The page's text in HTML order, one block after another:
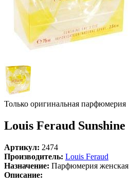
Только оригинальная парфюмерия
Louis Feraud Sunshine
Артикул: 2474
Производитель: Louis Feraud
Назначение: Парфюмерия женская
Описание: